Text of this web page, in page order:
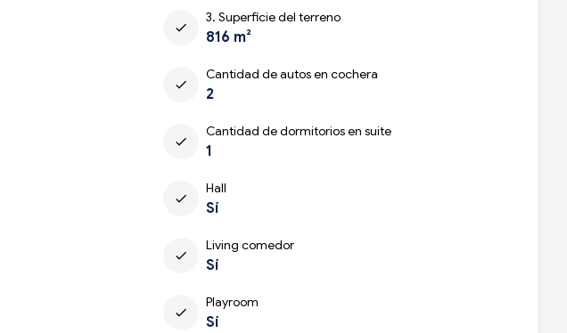
check
3. Superficie del terreno
816 m²
check
Cantidad de autos en cochera
2
check
Cantidad de dormitorios en suite
1
check
Hall
Sí
check
Living comedor
Sí
check
Playroom
Sí